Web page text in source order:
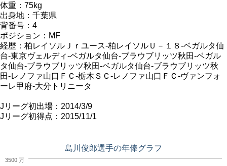
体重：75kg
出身地：千葉県
背番号：4
ポジション：MF
経歴：柏レイソルＪｒユース-柏レイソルＵ－１８-ベガルタ仙
台-東京ヴェルディ-ベガルタ仙台-ブラウブリッツ秋田-ベガル
タ仙台-ブラウブリッツ秋田-ベガルタ仙台-ブラウブリッツ秋
田-レノファ山口ＦＣ-栃木ＳＣ-レノファ山口ＦＣ-ヴァンフォ
ーレ甲府-大分トリニータ
Jリーグ初出場：2014/3/9
Jリーグ初得点：2015/11/1
島川俊郎選手の年俸グラフ
3500 万